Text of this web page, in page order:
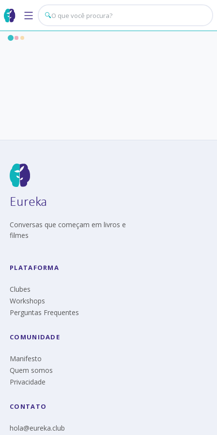
🔍
Eureka
Conversas que começam em livros e
filmes
PLATAFORMA
Clubes
Workshops
Perguntas Frequentes
COMUNIDADE
Manifesto
Quem somos
Privacidade
CONTATO
hola@eureka.club